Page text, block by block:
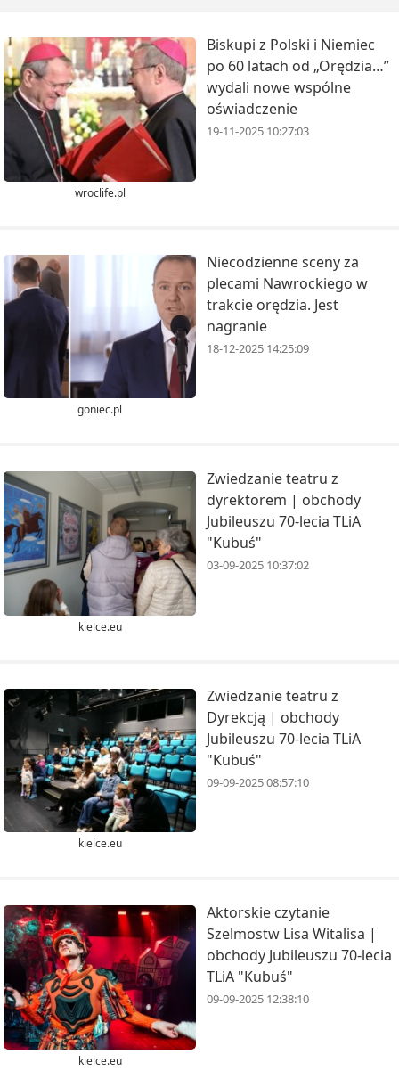
wroclife.pl
Biskupi z Polski i Niemiec
po 60 latach od „Orędzia…”
wydali nowe wspólne
oświadczenie
19-11-2025 10:27:03
goniec.pl
Niecodzienne sceny za
plecami Nawrockiego w
trakcie orędzia. Jest
nagranie
18-12-2025 14:25:09
kielce.eu
Zwiedzanie teatru z
dyrektorem | obchody
Jubileuszu 70-lecia TLiA
"Kubuś"
03-09-2025 10:37:02
kielce.eu
Zwiedzanie teatru z
Dyrekcją | obchody
Jubileuszu 70-lecia TLiA
"Kubuś"
09-09-2025 08:57:10
kielce.eu
Aktorskie czytanie
Szelmostw Lisa Witalisa |
obchody Jubileuszu 70-lecia
TLiA "Kubuś"
09-09-2025 12:38:10